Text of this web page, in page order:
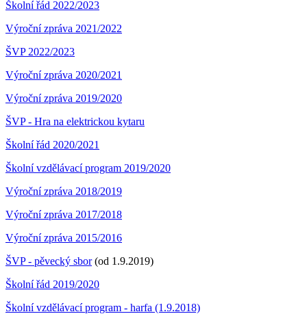
Školní řád 2022/2023
Výroční zpráva 2021/2022
ŠVP 2022/2023
Výroční zpráva 2020/2021
Výroční zpráva 2019/2020
ŠVP - Hra na elektrickou kytaru
Školní řád 2020/2021
Školní vzdělávací program 2019/2020
Výroční zpráva 2018/2019
Výroční zpráva 2017/2018
Výroční zpráva 2015/2016
ŠVP - pěvecký sbor(od 1.9.2019)
Školní řád 2019/2020
Školní vzdělávací program - harfa (1.9.2018)